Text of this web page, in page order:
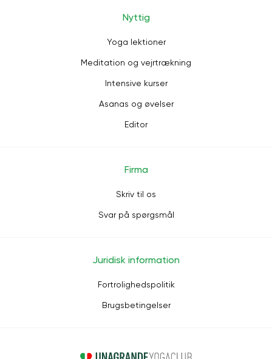
Nyttig
Yoga lektioner
Meditation og vejrtrækning
Intensive kurser
Asanas og øvelser
Editor
Firma
Skriv til os
Svar på spørgsmål
Juridisk information
Fortrolighedspolitik
Brugsbetingelser